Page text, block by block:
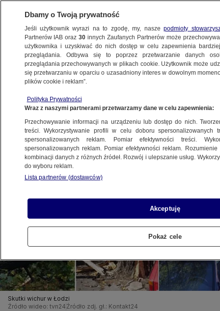
METEO
NAJNOWSZE
i ranni
4.10.2016, 14:26
Udostępnij
Skutki wichur w Łodzi
Źródło wideo: tvn24 Źródło zdj. gł.: Kontakt24
Dbamy o Twoją prywatność
Jeśli użytkownik wyrazi na to zgodę, my, naszepodmioty
Partnerów IAB oraz30 innych Zaufanych Partnerów może
użytkownika i uzyskiwać do nich dostęp w celu zapewnienia
przeglądania. Odbywa się to poprzez przetwarzanie danych
przeglądania przechowywanych w plikach cookie. Użytkownik może
się przetwarzaniu w oparciu o uzasadniony interes w dowolnym
plików cookie i reklam”.
Polityka Prywatności
Wraz z naszymi partnerami przetwarzamy dane w celu zapewnienia:
Przechowywanie informacji na urządzeniu lub dostęp do nich.
treści. Wykorzystywanie profili w celu doboru spersonalizowanych
spersonalizowanych reklam. Pomiar efektywności treści.
spersonalizowanych reklam. Pomiar efektywności reklam.
kombinacji danych z różnych źródeł. Rozwój i ulepszanie usług.
do wyboru reklam.
Lista partnerów (dostawców)
Akceptuję
Pokaż cele